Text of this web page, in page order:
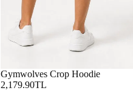
Gymwolves Crop Hoodie
2,179.90TL